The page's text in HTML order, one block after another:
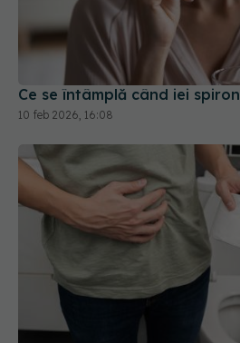
Ce se întâmplă când iei
10 feb 2026, 16:08